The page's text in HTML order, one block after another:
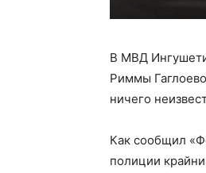
В МВД
Риммы
ничего
Как сообщил
полиции